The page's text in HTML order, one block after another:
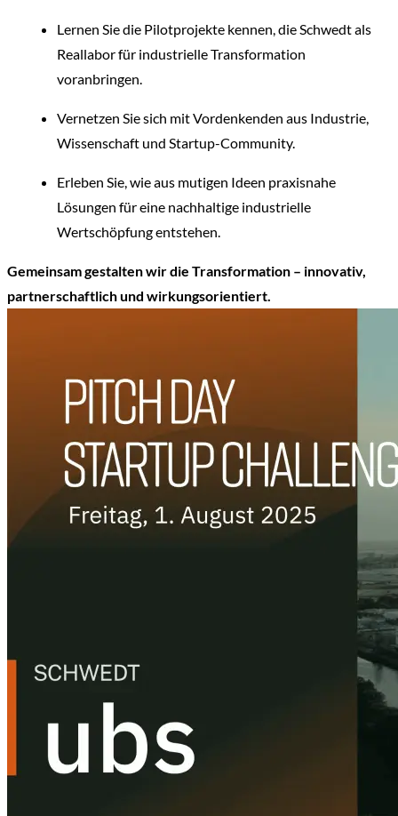
Lernen Sie die Pilotprojekte kennen, die Schwedt als
Reallabor für industrielle Transformation
voranbringen.
Vernetzen Sie sich mit Vordenkenden aus Industrie,
Wissenschaft und Startup-Community.
Erleben Sie, wie aus mutigen Ideen praxisnahe
Lösungen für eine nachhaltige industrielle
Wertschöpfung entstehen.
Gemeinsam gestalten wir die Transformation – innovativ,
partnerschaftlich und wirkungsorientiert.